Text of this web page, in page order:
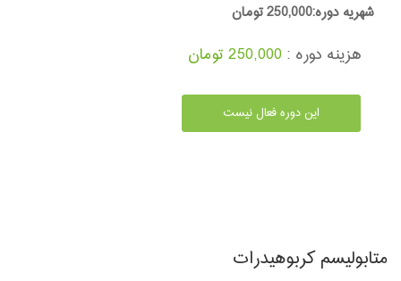
شهریه دوره:250,000 تومان
هزینه دوره : 250,000 تومان
این دوره فعال نیست
متابولیسم کربوهیدرات